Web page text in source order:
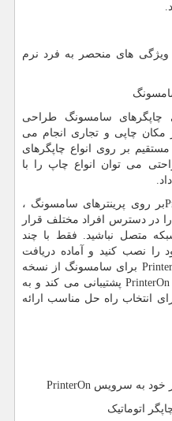
ویژگی های منحصر به فرد نرم
چاپگرهای سامسونگ طراحی
چاپی و تجاری انجام می
بر روی انواع چاپگرهای
می توان انواع چاپ را با
بر روی پرینترهای سامسونگ ،
را در دسترس افراد مختلف قرار
متصل نباشید. فقط با چند
را نصب کنید و آماده دریافت
برای سامسونگ از نسخه
پشتیبانی می کند و به
انتخاب راه حل مناسب ارائه
خود به سرویس PrinterOn
اتوماتیک